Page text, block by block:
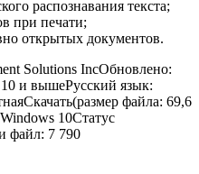
распознавания текста;
при печати;
открытых документов.
Solutions IncОбновлено:
и вышеРусский язык:
файла: 69,6
Windows 10Статус
файл: 7 790